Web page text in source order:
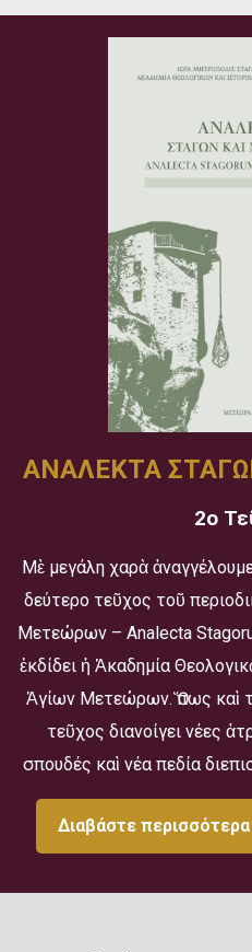
ΑΝΑΛΕΚΤΑ
2ο
Μὲ μεγάλη χαρὰ
δεύτερο τεῦχος τοῦ
Μετεώρων – Analecta
ἐκδίδει ἡ Ἀκαδημία
Ἁγίων Μετεώρων. Ὅπως καὶ
τεῦχος διανοίγει νέες
σπουδές καὶ νέα πεδία
Διαβάστε περισσότερα